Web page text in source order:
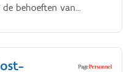
de behoeften van